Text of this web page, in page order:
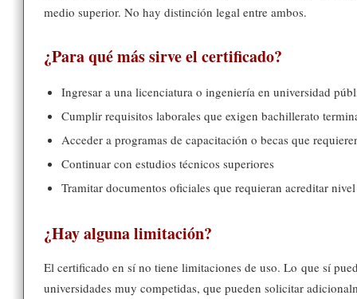
medio superior. No hay distinción legal entre ambos.
¿Para qué más sirve el certificado?
Ingresar a una licenciatura o ingeniería en universidad
Cumplir requisitos laborales que exigen bachillerato
Acceder a programas de capacitación o becas que
Continuar con estudios técnicos superiores
Tramitar documentos oficiales que requieran acreditar
¿Hay alguna limitación?
El certificado en sí no tiene limitaciones de uso. Lo que sí
universidades muy competidas, que pueden solicitar